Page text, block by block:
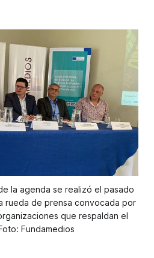
la agenda se realizó el pasado
rueda de prensa convocada por
que respaldan el
Fundamedios